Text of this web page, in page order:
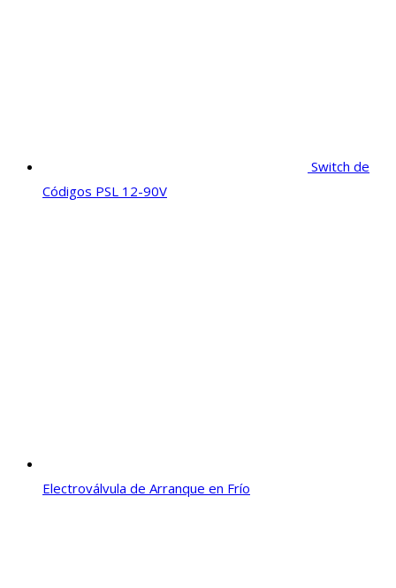
Switch de
Códigos PSL 12-90V
Electroválvula de Arranque en Frío